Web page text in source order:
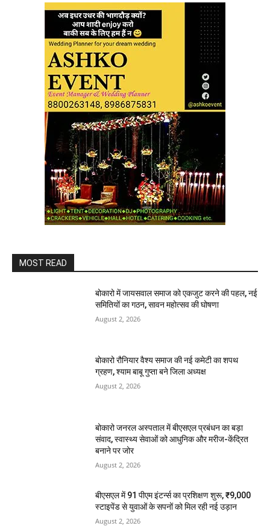
MOST READ
बोकारो में जायसवाल समाज को एकजुट करने की पहल, नई
समितियों का गठन, सावन महोत्सव की घोषणा
August 2, 2026
बोकारो रौनियार वैश्य समाज की नई कमेटी का शपथ
ग्रहण, श्याम बाबू गुप्ता बने जिला अध्यक्ष
August 2, 2026
बोकारो जनरल अस्पताल में बीएसएल प्रबंधन का बड़ा
संवाद, स्वास्थ्य सेवाओं को आधुनिक और मरीज-केंद्रित
बनाने पर जोर
August 2, 2026
बीएसएल में 91 पीएम इंटर्न्स का प्रशिक्षण शुरू, ₹9,000
स्टाइपेंड से युवाओं के सपनों को मिल रही नई उड़ान
August 2, 2026